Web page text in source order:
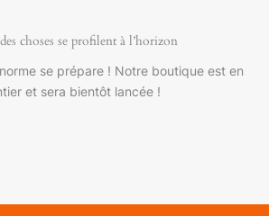
choses se profilent à l’horizon
se prépare ! Notre boutique est en
et sera bientôt lancée !